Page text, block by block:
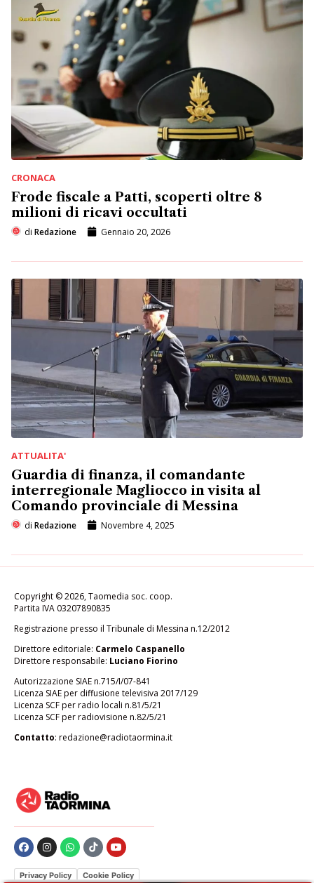
CRONACA
Frode fiscale a Patti, scoperti oltre 8
milioni di ricavi occultati
di Redazione Gennaio 20, 2026
ATTUALITA'
Guardia di finanza, il comandante
interregionale Magliocco in visita al
Comando provinciale di Messina
di Redazione Novembre 4, 2025
Privacy Policy Cookie Policy
Copyright © 2026, Taomedia soc. coop.
Partita IVA 03207890835
Registrazione presso il Tribunale di Messina n.12/2012
Direttore editoriale: Carmelo Caspanello
Direttore responsabile: Luciano Fiorino
Autorizzazione SIAE n.715/I/07-841
Licenza SIAE per diffusione televisiva 2017/129
Licenza SCF per radio locali n.81/5/21
Licenza SCF per radiovisione n.82/5/21
Contatto: redazione@radiotaormina.it